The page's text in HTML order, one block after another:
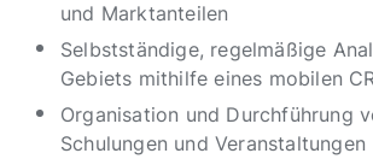
und Marktanteilen
Selbstständige, regelmäßige
Gebiets mithilfe eines mobilen
Organisation und Durchführung
Schulungen und Veranstaltungen